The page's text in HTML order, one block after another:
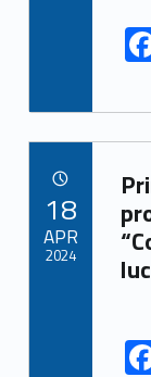
Link identifier
Link identifier share facebook
18
APR
2024